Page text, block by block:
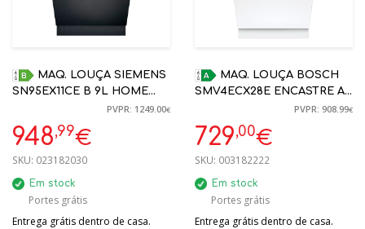
SN95EX11CE B 9L HOME
CONNECT TOTAL
ENCASTRE OPENASSIST
PVPR: 1249.00€
948,99€
SKU: 023182030
Em stock
Portes grátis
Entrega grátis dentro de casa.
SMV4ECX28E ENCASTRE A
14 TALHERES HOME
CONNECT
PVPR: 908.99€
729,00€
SKU: 003182222
Em stock
Portes grátis
Entrega grátis dentro de casa.